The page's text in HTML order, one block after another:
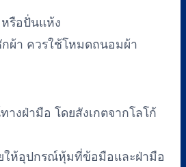
รือปั่นแห้ง
กผ้า ควรใช้โหมดถนอมผ้า
งฝ่ามือ โดยสังเกตจากโลโก้
ให้อุปกรณ์หุ้มที่ข้อมือและฝ่ามือ